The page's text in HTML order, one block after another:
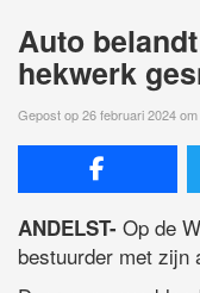
Auto
hekwerk
Gepost op 26 februari 2024 om
ANDELST- Op de
bestuurder met zijn